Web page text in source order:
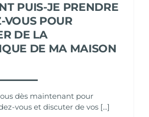
PUIS-JE PRENDRE
VOUS POUR
DE LA
DE MA MAISON
dès maintenant pour
vous et discuter de vos [...]